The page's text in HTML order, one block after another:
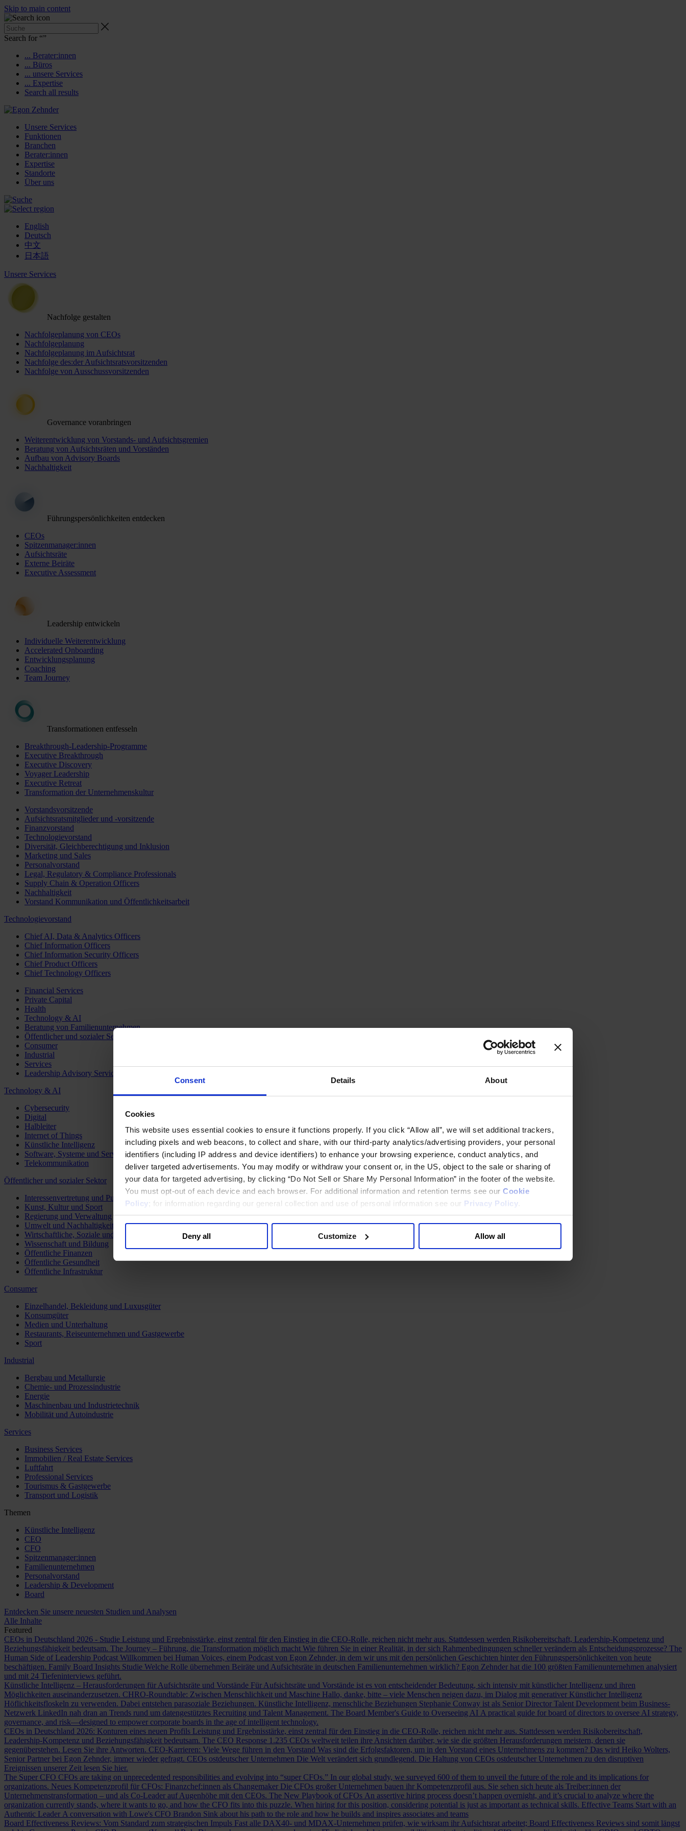
Consent Details About
Cookies
This website uses essential cookies to ensure it functions properly. If you click “Allow all”, we will set additional trackers,
including pixels and web beacons, to collect and share, with our third-party analytics/advertising providers, your personal
identifiers (including IP address and device identifiers) to enhance your browsing experience, conduct analytics, and
deliver targeted advertisements. You may modify or withdraw your consent or, in the US, object to the sale or sharing of
your data for targeted advertising, by clicking “Do Not Sell or Share My Personal Information” in the footer of the website.
You must opt-out of each device and each browser. For additional information and retention terms see our Cookie
Policy; for information regarding our general collection and use of personal information see our Privacy Policy
Deny all Customize Allow all
Skip to main content
Search for “”
... Berater:innen
... Büros
... unsere Services
... Expertise
Search all results
Unsere Services
Funktionen
Branchen
Berater:innen
Expertise
Standorte
Über uns
English
Deutsch
中文
日本語
Unsere Services
Nachfolge gestalten
Nachfolgeplanung von CEOs
Nachfolgeplanung
Nachfolgeplanung im Aufsichtsrat
Nachfolge des:der Aufsichtsratsvorsitzenden
Nachfolge von Ausschussvorsitzenden
Governance voranbringen
Weiterentwicklung von Vorstands- und Aufsichtsgremien
Beratung von Aufsichtsräten und Vorständen
Aufbau von Advisory Boards
Nachhaltigkeit
Führungspersönlichkeiten entdecken
CEOs
Spitzenmanager:innen
Aufsichtsräte
Externe Beiräte
Executive Assessment
Leadership entwickeln
Individuelle Weiterentwicklung
Accelerated Onboarding
Entwicklungsplanung
Coaching
Team Journey
Transformationen entfesseln
Breakthrough-Leadership-Programme
Executive Breakthrough
Executive Discovery
Voyager Leadership
Executive Retreat
Transformation der Unternehmenskultur
Vorstandsvorsitzende
Aufsichtsratsmitglieder und -vorsitzende
Finanzvorstand
Technologievorstand
Diversität, Gleichberechtigung und Inklusion
Marketing und Sales
Personalvorstand
Legal, Regulatory & Compliance Professionals
Supply Chain & Operation Officers
Nachhaltigkeit
Vorstand Kommunikation und Öffentlichkeitsarbeit
Technologievorstand
Chief AI, Data & Analytics Officers
Chief Information Officers
Chief Information Security Officers
Chief Product Officers
Chief Technology Officers
Financial Services
Private Capital
Health
Technology & AI
Beratung von Familienunternehmen
Öffentlicher und sozialer Sektor
Consumer
Industrial
Services
Leadership Advisory Services
Technology & AI
Cybersecurity
Digital
Halbleiter
Internet of Things
Künstliche Intelligenz
Software, Systeme und Services
Telekommunikation
Öffentlicher und sozialer Sektor
Interessenvertretung und Public Affairs
Kunst, Kultur und Sport
Regierung und Verwaltung
Umwelt und Nachhaltigkeit
Wirtschaftliche, Soziale und Humanitäre Entwicklung
Wissenschaft und Bildung
Öffentliche Finanzen
Öffentliche Gesundheit
Öffentliche Infrastruktur
Consumer
Einzelhandel, Bekleidung und Luxusgüter
Konsumgüter
Medien und Unterhaltung
Restaurants, Reiseunternehmen und Gastgewerbe
Sport
Industrial
Bergbau und Metallurgie
Chemie- und Prozessindustrie
Energie
Maschinenbau und Industrietechnik
Mobilität und Autoindustrie
Services
Business Services
Immobilien / Real Estate Services
Luftfahrt
Professional Services
Tourismus & Gastgewerbe
Transport und Logistik
Themen
Künstliche Intelligenz
CEO
CFO
Spitzenmanager:innen
Familienunternehmen
Personalvorstand
Leadership & Development
Board
Entdecken Sie unsere neuesten Studien und Analysen
Alle Inhalte
Featured
CEOs in Deutschland 2026 - Studie Leistung und Ergebnisstärke, einst zentral für den Einstieg in die CEO-Rolle, reichen nicht mehr aus. Stattdessen werden Risikobereitschaft, Leadership-Kompetenz und
Beziehungsfähigkeit bedeutsam. The Journey – Führung, die Transformation möglich macht Wie führen Sie in einer Realität, in der sich Rahmenbedingungen schneller verändern als Entscheidungsprozesse? The
Human Side of Leadership Podcast Willkommen bei Human Voices, einem Podcast von Egon Zehnder, in dem wir uns mit den persönlichen Geschichten hinter den Führungspersönlichkeiten von heute
beschäftigen. Family Board Insights Studie Welche Rolle übernehmen Beiräte und Aufsichtsräte in deutschen Familienunternehmen wirklich? Egon Zehnder hat die 100 größten Familienunternehmen analysiert
und mit 24 Tiefeninterviews geführt.
Künstliche Intelligenz – Herausforderungen für Aufsichtsräte und Vorstände Für Aufsichtsräte und Vorstände ist es von entscheidender Bedeutung, sich intensiv mit künstlicher Intelligenz und ihren
Möglichkeiten auseinanderzusetzen. CHRO-Roundtable: Zwischen Menschlichkeit und Maschine Hallo, danke, bitte – viele Menschen neigen dazu, im Dialog mit generativer Künstlicher Intelligenz
Höflichkeitsfloskeln zu verwenden. Dabei entstehen parasoziale Beziehungen. Künstliche Intelligenz, menschliche Beziehungen Stephanie Conway ist als Senior Director Talent Development beim Business-
Netzwerk LinkedIn nah dran an Trends rund um datengestütztes Recruiting und Talent Management. The Board Member's Guide to Overseeing AI A practical guide for board of directors to oversee AI strategy,
governance, and risk—designed to empower corporate boards in the age of intelligent technology.
CEOs in Deutschland 2026: Konturen eines neuen Profils Leistung und Ergebnisstärke, einst zentral für den Einstieg in die CEO-Rolle, reichen nicht mehr aus. Stattdessen werden Risikobereitschaft,
Leadership-Kompetenz und Beziehungsfähigkeit bedeutsam. The CEO Response 1.235 CEOs weltweit teilen ihre Ansichten darüber, wie sie die größten Herausforderungen meistern, denen sie
gegenüberstehen. Lesen Sie ihre Antworten. CEO-Karrieren: Viele Wege führen in den Vorstand Was sind die Erfolgsfaktoren, um in den Vorstand eines Unternehmens zu kommen? Das wird Heiko Wolters,
Senior Partner bei Egon Zehnder, immer wieder gefragt. CEOs ostdeutscher Unternehmen Die Welt verändert sich grundlegend. Die Haltung von CEOs ostdeutscher Unternehmen zu den disruptiven
Ereignissen unserer Zeit lesen Sie hier.
The Super CFO CFOs are taking on unprecedented responsibilities and evolving into “super CFOs.” In our global study, we surveyed 600 of them to unveil the future of the role and its implications for
organizations. Neues Kompetenzprofil für CFOs: Finanzchef:innen als Changemaker Die CFOs großer Unternehmen bauen ihr Kompetenzprofil aus. Sie sehen sich heute als Treiber:innen der
Unternehmenstransformation – und als Co-Leader auf Augenhöhe mit den CEOs. The New Playbook of CFOs An assertive hiring process doesn’t happen overnight, and it’s crucial to analyze where the
organization currently stands, where it wants to go, and how the CFO fits into this puzzle. When hiring for this position, considering potential is just as important as technical skills. Effective Teams Start with an
Authentic Leader A conversation with Lowe's CFO Brandon Sink about his path to the role and how he builds and inspires associates and teams
Board Effectiveness Reviews: Vom Standard zum strategischen Impuls Fast alle DAX40- und MDAX-Unternehmen prüfen, wie wirksam ihr Aufsichtsrat arbeitet; Board Effectiveness Reviews sind somit längst